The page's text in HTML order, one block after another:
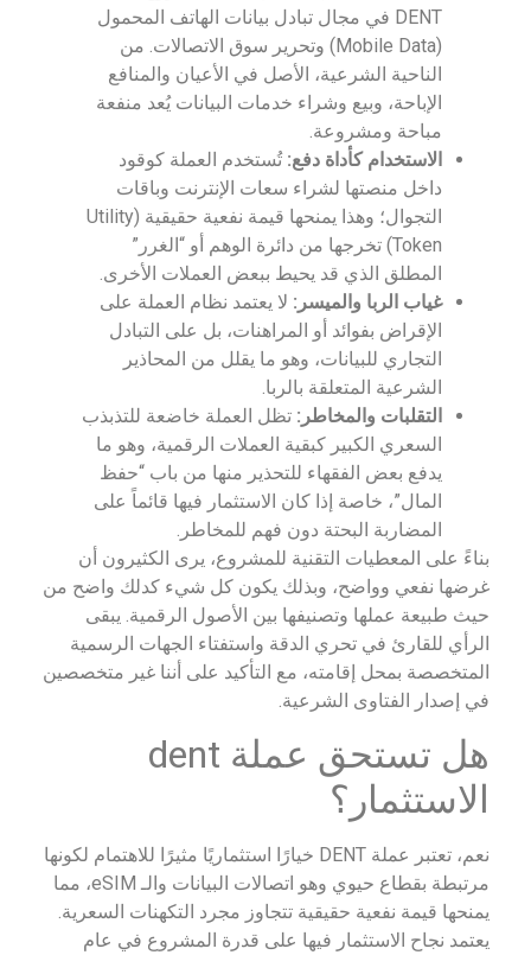
DENT في مجال تبادل بيانات الهاتف المحمول
(Mobile Data) وتحرير سوق الاتصالات. من
الناحية الشرعية، الأصل في الأعيان والمنافع
الإباحة، وبيع وشراء خدمات البيانات يُعد منفعة
مباحة ومشروعة.
الاستخدام كأداة دفع: تُستخدم العملة كوقود
داخل منصتها لشراء سعات الإنترنت وباقات
التجوال؛ وهذا يمنحها قيمة نفعية حقيقية (Utility
Token) تخرجها من دائرة الوهم أو “الغرر”
المطلق الذي قد يحيط ببعض العملات الأخرى.
غياب الربا والميسر: لا يعتمد نظام العملة على
الإقراض بفوائد أو المراهنات، بل على التبادل
التجاري للبيانات، وهو ما يقلل من المحاذير
الشرعية المتعلقة بالربا.
التقلبات والمخاطر: تظل العملة خاضعة للتذبذب
السعري الكبير كبقية العملات الرقمية، وهو ما
يدفع بعض الفقهاء للتحذير منها من باب “حفظ
المال”، خاصة إذا كان الاستثمار فيها قائماً على
المضاربة البحتة دون فهم للمخاطر.
بناءً على المعطيات التقنية للمشروع، يرى الكثيرون أن
غرضها نفعي وواضح، وبذلك يكون كل شيء كدلك واضح من
حيث طبيعة عملها وتصنيفها بين الأصول الرقمية. يبقى
الرأي للقارئ في تحري الدقة واستفتاء الجهات الرسمية
المتخصصة بمحل إقامته، مع التأكيد على أننا غير متخصصين
في إصدار الفتاوى الشرعية.
هل تستحق عملة dent
الاستثمار؟
نعم، تعتبر عملة DENT خيارًا استثماريًا مثيرًا للاهتمام لكونها
مرتبطة بقطاع حيوي وهو اتصالات البيانات والـ eSIM، مما
يمنحها قيمة نفعية حقيقية تتجاوز مجرد التكهنات السعرية.
يعتمد نجاح الاستثمار فيها على قدرة المشروع في عام